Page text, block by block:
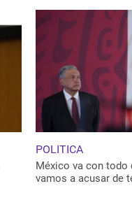
POLITICA
México va con todo
vamos a acusar de